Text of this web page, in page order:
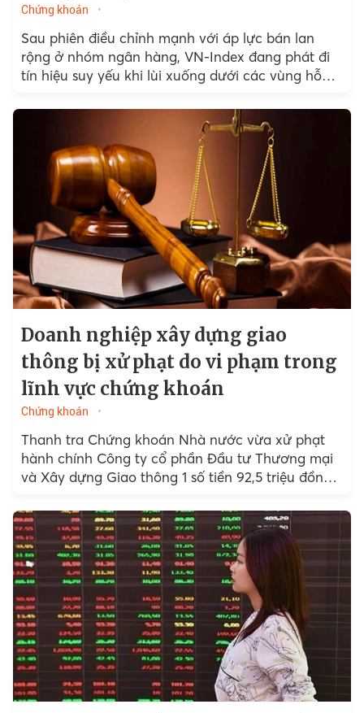
Chứng khoán
Sau phiên điều chỉnh mạnh với áp lực bán lan
rộng ở nhóm ngân hàng, VN-Index đang phát đi
tín hiệu suy yếu khi lùi xuống dưới các vùng hỗ
Doanh nghiệp xây dựng giao
thông bị xử phạt do vi phạm trong
lĩnh vực chứng khoán
Chứng khoán
Thanh tra Chứng khoán Nhà nước vừa xử phạt
hành chính Công ty cổ phần Đầu tư Thương mại
và Xây dựng Giao thông 1 số tiền 92,5 triệu đồng
định của thị trường chứng khoán.